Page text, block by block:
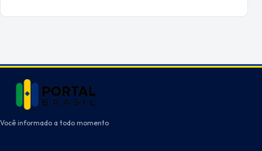
Você informado a todo momento